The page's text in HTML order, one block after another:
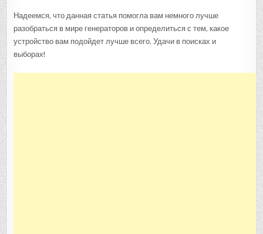
Надеемся, что данная статья помогла вам немного лучше
разобраться в мире генераторов и определиться с тем, какое
устройство вам подойдет лучше всего. Удачи в поисках и
выборах!